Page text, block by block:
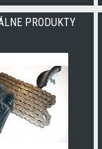
PRODUKTY